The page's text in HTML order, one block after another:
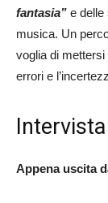
fantasia” e delle
musica. Un
voglia di
errori e
Intervista
Appena uscita